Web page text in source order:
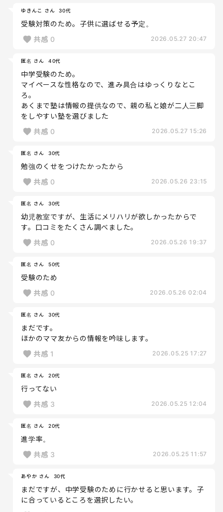
ゆきんこ さん 30代
受験対策のため。子供に選ばせる予定。
共感 0 2026.05.27 20:47
匿名 さん 40代
中学受験のため。
マイペースな性格なので、進み具合はゆっくりなとこ
ろ。
あくまで塾は情報の提供なので、親の私と娘が二人三脚
をしやすい塾を選びました
共感 0 2026.05.27 15:26
匿名 さん 30代
勉強のくせをつけたかったから
共感 0 2026.05.26 23:15
匿名 さん 30代
幼児教室ですが、生活にメリハリが欲しかったからで
す。口コミをたくさん調べました。
共感 0 2026.05.26 19:37
匿名 さん 50代
受験のため
共感 0 2026.05.26 02:04
匿名 さん 30代
まだです。
ほかのママ友からの情報を吟味します。
共感 1 2026.05.25 17:27
匿名 さん 20代
行ってない
共感 3 2026.05.25 12:04
匿名 さん 20代
進学率。
共感 3 2026.05.25 11:57
あやか さん 30代
まだですが、中学受験のために行かせると思います。子
に合っているところを選択したい。